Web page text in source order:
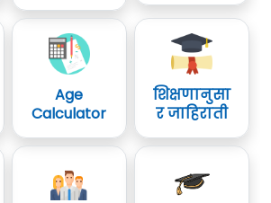
Age
Calculator
शिक्षणानुसा
र जाहिराती